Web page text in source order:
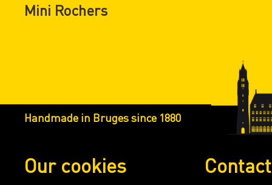
Mini Rochers
Handmade in Bruges since 1880
Our cookies